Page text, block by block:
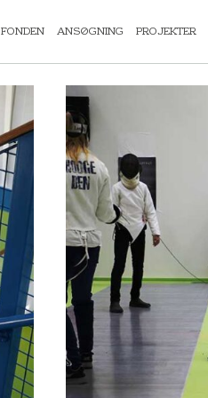
FONDEN ANSØGNING PROJEKTER